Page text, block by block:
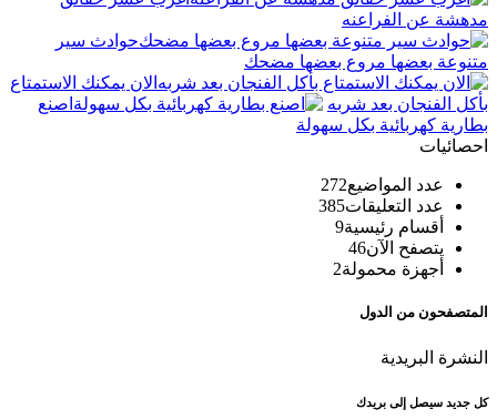
مدهشة عن الفراعنه
حوادث سير
متنوعة بعضها مروع بعضها مضحك
الان يمكنك الاستمتاع
بأكل الفنجان بعد شربه
اصنع
بطارية كهربائية بكل سهولة
احصائيات
عدد المواضيع272
عدد التعليقات385
أقسام رئيسية9
يتصفح الآن46
أجهزة محمولة2
المتصفحون من الدول
النشرة البريدية
كل جديد سيصل إلى بريدك